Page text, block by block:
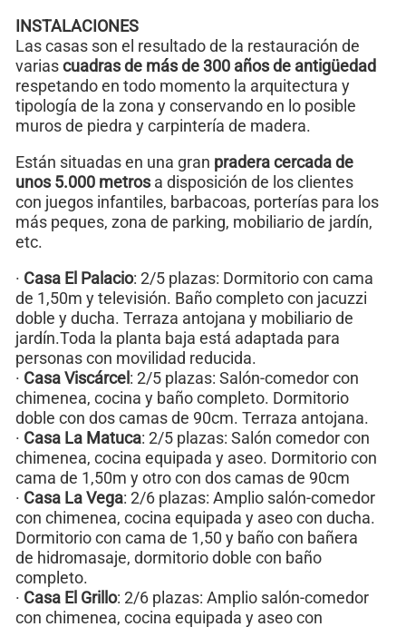
INSTALACIONES
Las casas son el resultado de la restauración de
variascuadras de más de 300 años de antigüedad
respetando en todo momento la arquitectura y
tipología de la zona y conservando en lo posible
muros de piedra y carpintería de madera.
Están situadas en una gran pradera cercada de
unos 5.000 metrosa disposición de los clientes
con juegos infantiles, barbacoas, porterías para los
más peques, zona de parking, mobiliario de jardín,
etc.
· Casa El Palacio: 2/5 plazas: Dormitorio con cama
de 1,50m y televisión. Baño completo con jacuzzi
doble y ducha. Terraza antojana y mobiliario de
jardín.Toda la planta baja está adaptada para
personas con movilidad reducida.
· Casa Viscárcel: 2/5 plazas: Salón-comedor con
chimenea, cocina y baño completo. Dormitorio
doble con dos camas de 90cm. Terraza antojana.
· Casa La Matuca: 2/5 plazas: Salón comedor con
chimenea, cocina equipada y aseo. Dormitorio con
cama de 1,50m y otro con dos camas de 90cm
· Casa La Vega: 2/6 plazas: Amplio salón-comedor
con chimenea, cocina equipada y aseo con ducha.
Dormitorio con cama de 1,50 y baño con bañera
de hidromasaje, dormitorio doble con baño
completo.
· Casa El Grillo: 2/6 plazas: Amplio salón-comedor
con chimenea, cocina equipada y aseo con